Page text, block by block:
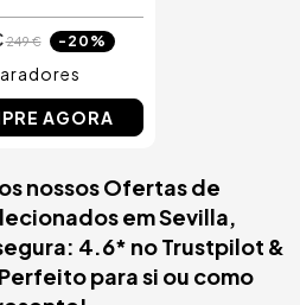
249 € -20%
AGORA
nossos Ofertas de
em Sevilla,
4.6* no Trustpilot &
para si ou como